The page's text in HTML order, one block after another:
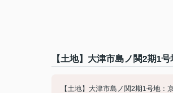
【土地】大津市島ノ関2期1
【土地】大津市島ノ関2期1号地